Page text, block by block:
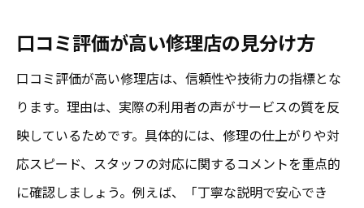
即日修理を希望するなら知っておきたい注意点
iPhone修理即日対応の可否と注意事項
口コミで見る即日修理店の対応力比較
旭市で即日修理が可能な店舗の探し方
口コミ評価が高い修理店の見分け方
口コミ評価が高い修理店は、信頼性や技術力の指標とな
ります。理由は、実際の利用者の声がサービスの質を反
映しているためです。具体的には、修理の仕上がりや対
応スピード、スタッフの対応に関するコメントを重点的
に確認しましょう。例えば、「丁寧な説明で安心でき